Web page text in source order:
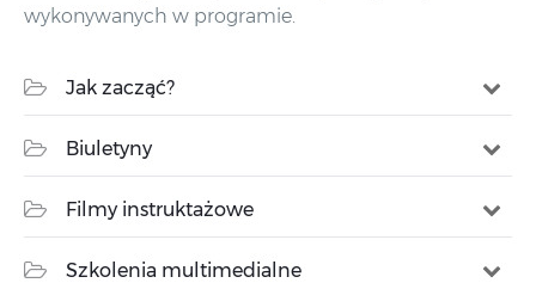
wykonywanych w programie.
Jak zacząć?
Biuletyny
Filmy instruktażowe
Szkolenia multimedialne